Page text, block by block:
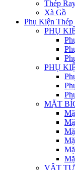
Thép
Xà Gồ
Phụ Kiện Thép
PHỤ
PHỤ
MẶT
VẬT